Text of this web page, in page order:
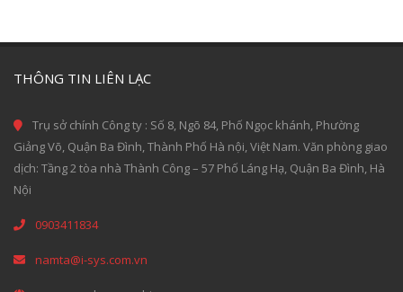
THÔNG TIN LIÊN LẠC
Trụ sở chính Công ty : Số 8, Ngõ 84, Phố Ngọc khánh, Phường
Giảng Võ, Quận Ba Đình, Thành Phố Hà nội, Việt Nam. Văn phòng giao
dịch: Tầng 2 tòa nhà Thành Công – 57 Phố Láng Hạ, Quận Ba Đình, Hà
Nội
0903411834
namta@i-sys.com.vn